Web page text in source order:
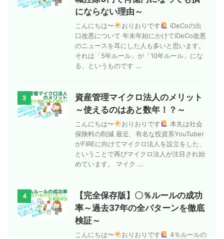
にならない理由～
こんにちは〜 おりおりです
iDeCoの出
口改悪について 年末年始にかけてiDeCo改悪
のニュースを耳にした人も多いと思います。
それは「5年ルール」が「10年ルール」にな
る、というものです ...
3
資産管理マイクロ法人のメリット
～使えるのはあと数年！？～
こんにちは〜 おりおりです
本丸は社会
保険料の削減 最近、有名な投資系YouTuber
がFIREに向けてマイクロ法人を設立をした、
ということで再びマイクロ法人が注目され始
めています。 マイク ...
4
【完全保存版】〇％ルールの成功
率～過去37年の全パターンを徹底
検証～
こんにちは〜 おりおりです 4％ルールの